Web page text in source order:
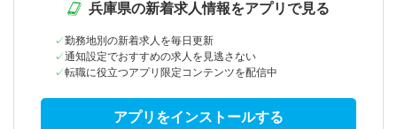
兵庫県の新着求人情報をアプリで見る
勤務地別の新着求人を毎日更新
通知設定でおすすめの求人を見逃さない
転職に役立つアプリ限定コンテンツを配信中
アプリをインストールする